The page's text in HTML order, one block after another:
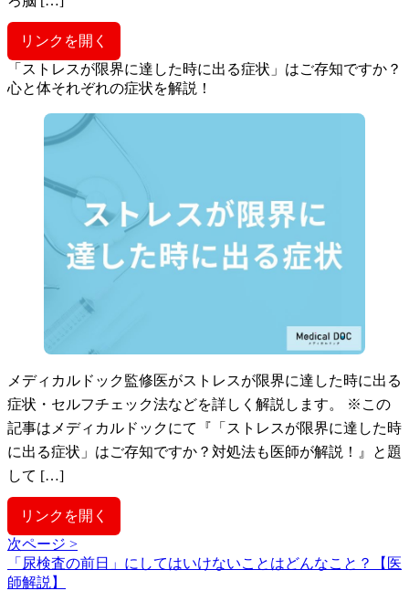
リンクを開く
「ストレスが限界に達した時に出る症状」はご存知ですか？
心と体それぞれの症状を解説！
メディカルドック監修医がストレスが限界に達した時に出る
症状・セルフチェック法などを詳しく解説します。 ※この
記事はメディカルドックにて『「ストレスが限界に達した時
に出る症状」はご存知ですか？対処法も医師が解説！』と題
して […]
リンクを開く
次ページ >
「尿検査の前日」にしてはいけないことはどんなこと？【医
師解説】